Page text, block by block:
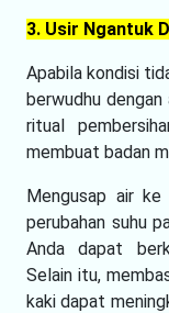
3. Usir Ngantuk
Apabila kondisi
berwudhu dengan
ritual
membuat badan
Mengusap air
perubahan suhu
Anda dapat
Selain itu,
kaki dapat